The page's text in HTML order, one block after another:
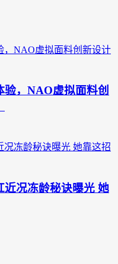
，NAO虚拟面料创
近况冻龄秘诀曝光 她